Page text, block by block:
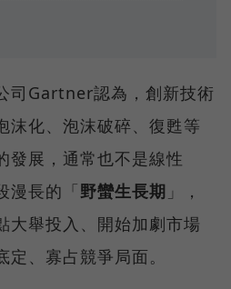
司Gartner認為，創新技術
沫化、泡沫破碎、復甦等
發展，通常也不是線性
漫長的「野蠻生長期 」，
大舉投入、開始加劇市場
、寡占競爭局面。